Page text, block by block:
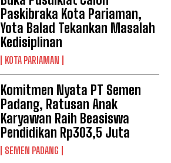
Paskibraka Kota Pariaman,
Yota Balad Tekankan Masalah
Kedisiplinan
KOTA PARIAMAN
Komitmen Nyata PT Semen
Padang, Ratusan Anak
Karyawan Raih Beasiswa
Pendidikan Rp303,5 Juta
SEMEN PADANG